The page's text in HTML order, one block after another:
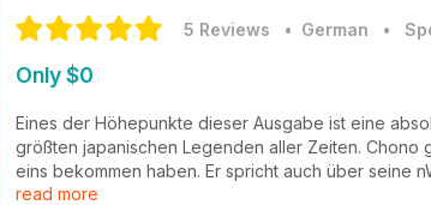
5 Reviews • German •
Only $0
Eines der Höhepunkte dieser Ausgabe ist eine
größten japanischen Legenden aller Zeiten. Chono
eins bekommen haben. Er spricht auch über seine
read more